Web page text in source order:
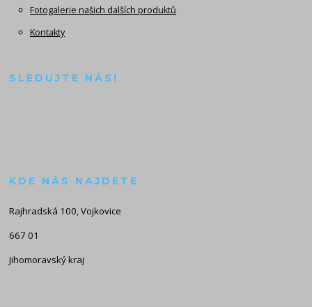
Fotogalerie našich dalších produktů
Kontakty
SLEDUJTE NÁS!
KDE NÁS NAJDETE
Rajhradská 100, Vojkovice
667 01
Jihomoravský kraj